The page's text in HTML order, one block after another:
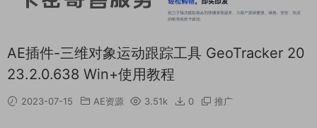
AE插件-三维对象运动跟踪工具 GeoTracker 20
23.2.0.638 Win+使用教程
2023-07-15 AE资源 3.51k 0 推广